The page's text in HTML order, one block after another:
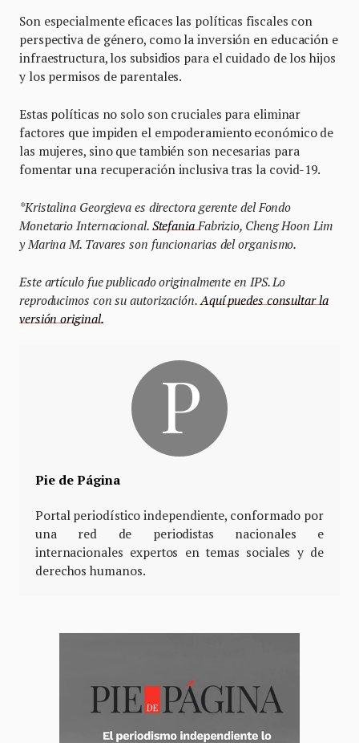
Son especialmente eficaces las políticas fiscales con
perspectiva de género, como la inversión en educación e
infraestructura, los subsidios para el cuidado de los hijos
y los permisos de parentales.
Estas políticas no solo son cruciales para eliminar
factores que impiden el empoderamiento económico de
las mujeres, sino que también son necesarias para
fomentar una recuperación inclusiva tras la covid-19.
*Kristalina Georgieva es directora gerente del Fondo
Monetario Internacional. StefaniaFabrizio, Cheng Hoon Lim
y Marina M. Tavares son funcionarias del organismo.
Este artículo fue publicado originalmente en IPS. Lo
reproducimos con su autorización.Aquí puedes consultar la
versión original.
Pie de Página
Portal periodístico independiente, conformado por
una red de periodistas nacionales e
internacionales expertos en temas sociales y de
derechos humanos.